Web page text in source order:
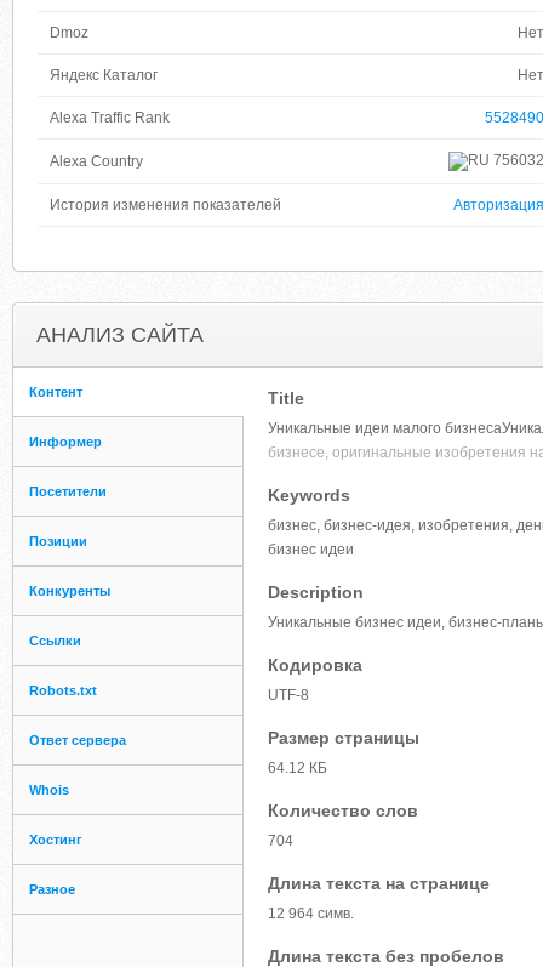
Dmoz Нет
Яндекс Каталог Нет
Alexa Traffic Rank 5528490
Alexa Country 756032
История изменения показателей Авторизация
АНАЛИЗ САЙТА
Контент
Информер
Посетители
Позиции
Конкуренты
Ссылки
Robots.txt
Ответ сервера
Whois
Хостинг
Разное
Title
Уникальные идеи малого
бизнесе, оригинальные изобретения
Keywords
бизнес, бизнес-идея, изобретения,
бизнес идеи
Description
Уникальные бизнес идеи, бизнес-
Кодировка
UTF-8
Размер страницы
64.12 КБ
Количество слов
704
Длина текста на странице
12 964 симв.
Длина текста без пробелов